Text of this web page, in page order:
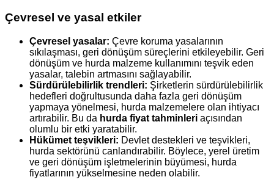
Çevresel ve yasal etkiler
Çevresel yasalar: Çevre koruma yasalarının
sıkılaşması, geri dönüşüm süreçlerini etkileyebilir. Geri
dönüşüm ve hurda malzeme kullanımını teşvik eden
yasalar, talebin artmasını sağlayabilir.
Sürdürülebilirlik trendleri: Şirketlerin sürdürülebilirlik
hedefleri doğrultusunda daha fazla geri dönüşüm
yapmaya yönelmesi, hurda malzemelere olan ihtiyacı
artırabilir. Bu da hurda fiyat tahminleri açısından
olumlu bir etki yaratabilir.
Hükümet teşvikleri: Devlet destekleri ve teşvikleri,
hurda sektörünü canlandırabilir. Böylece, yerel üretim
ve geri dönüşüm işletmelerinin büyümesi, hurda
fiyatlarının yükselmesine neden olabilir.